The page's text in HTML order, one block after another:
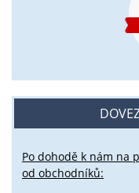
Po dohodě k nám na
od obchodníků: